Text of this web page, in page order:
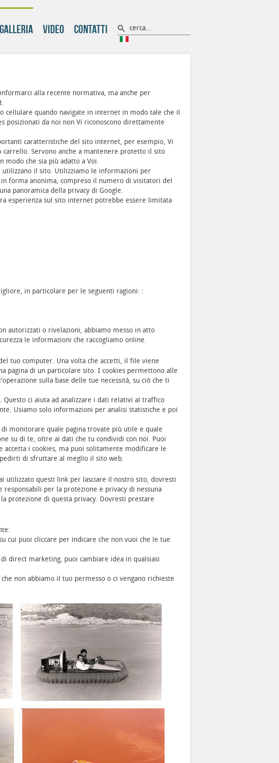
Galleria Video Contatti
alla recente normativa, ma anche per
cellulare quando navigate in internet in modo tale che il
posizionati da noi non Vi riconoscono direttamente
caratteristiche del sito internet, per esempio, Vi
Servono anche a mantenere protetto il sito
che sia più adatto a Voi.
il sito. Utilizziamo le informazioni per
forma anonima, compreso il numero di visitatori del
panoramica della privacy di Google.
esperienza sul sito internet potrebbe essere limitata
in particolare per le seguenti ragioni: :
autorizzati o rivelazioni, abbiamo messo in atto
le informazioni che raccogliamo online.
tuo computer. Una volta che accetti, il file viene
pagina di un particolare sito. I cookies permettono alle
sulla base delle tue necessità, su ciò che ti
ci aiuta ad analizzare i dati relativi al traffico
Usiamo solo informazioni per analisi statistiche e poi
monitorare quale pagina trovate più utile e quale
su di te, oltre ai dati che tu condividi con noi. Puoi
i cookies, ma puoi solitamente modificare le
di sfruttare al meglio il sito web.
utilizzato questi link per lasciare il nostro sito, dovresti
per la protezione e privacy di nessuna
protezione di questa privacy. Dovresti prestare
cui puoi cliccare per indicare che non vuoi che le tue
direct marketing, puoi cambiare idea in qualsiasi
non abbiamo il tuo permesso o ci vengano richieste